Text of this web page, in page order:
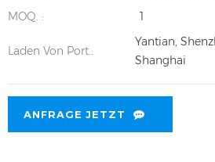
MOQ. :
1
Laden Von Port.:
Yantian,
Shanghai
ANFRAGE JETZT